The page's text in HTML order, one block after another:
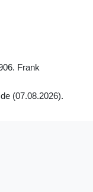
Frank
(07.08.2026).